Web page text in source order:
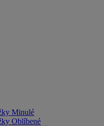
Minulé
Oblíbené